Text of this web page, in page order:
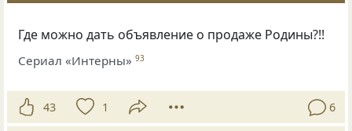
Где можно дать объявление о продаже Родины?!!
Сериал «Интерны» 93
43 1 6